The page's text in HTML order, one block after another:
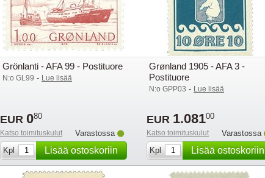
Grönlanti - AFA 99 - Postituore
N:o GL99 - Lue lisää
EUR 080
Katso toimituskulut
Varastossa
Kpl
Lisää ostoskoriin
Grønland 1905 - AFA 3 -
Postituore
N:o GPP03 - Lue lisää
EUR 1.08100
Katso toimituskulut
Varastossa
Kpl
Lisää ostoskoriin